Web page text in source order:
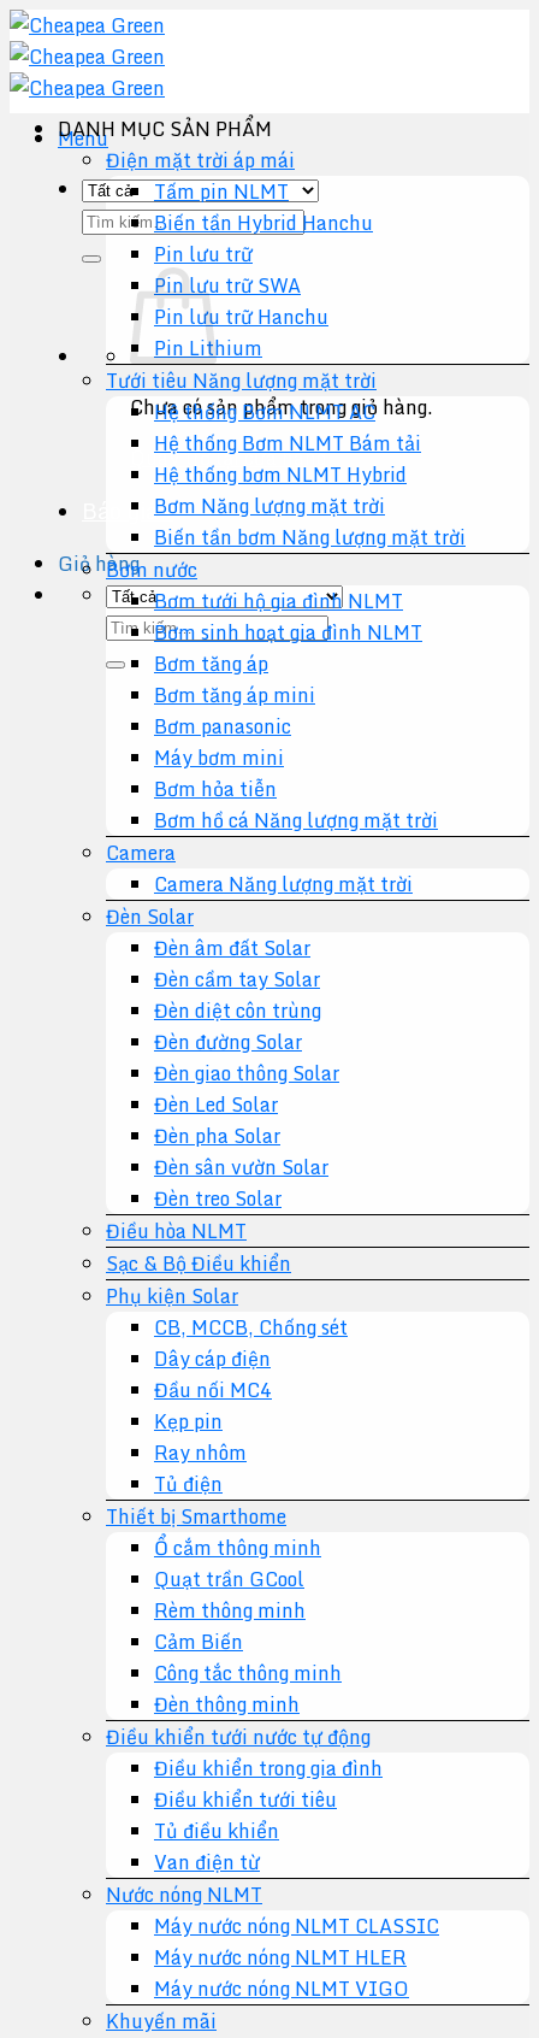
Chuyển
đến
nội
dung
Menu
Tìm
kiếm:
Chưa có sản phẩm trong giỏ hàng.
Quay trở lại cửa hàng
Báo giá +
Giỏ hàng
Tìm
kiếm:
DANH MỤC SẢN PHẨM
Điện mặt trời áp mái
Tấm pin NLMT
Biến tần Hybrid Hanchu
Pin lưu trữ
Pin lưu trữ SWA
Pin lưu trữ Hanchu
Pin Lithium
Tưới tiêu Năng lượng mặt trời
Hệ thống Bơm NLMT AC
Hệ thống Bơm NLMT Bám tải
Hệ thống bơm NLMT Hybrid
Bơm Năng lượng mặt trời
Biến tần bơm Năng lượng mặt trời
Bơm nước
Bơm tưới hộ gia đình NLMT
Bơm sinh hoạt gia đình NLMT
Bơm tăng áp
Bơm tăng áp mini
Bơm panasonic
Máy bơm mini
Bơm hỏa tiễn
Bơm hồ cá Năng lượng mặt trời
Camera
Camera Năng lượng mặt trời
Đèn Solar
Đèn âm đất Solar
Đèn cầm tay Solar
Đèn diệt côn trùng
Đèn đường Solar
Đèn giao thông Solar
Đèn Led Solar
Đèn pha Solar
Đèn sân vườn Solar
Đèn treo Solar
Điều hòa NLMT
Sạc & Bộ Điều khiển
Phụ kiện Solar
CB, MCCB, Chống sét
Dây cáp điện
Đầu nối MC4
Kẹp pin
Ray nhôm
Tủ điện
Thiết bị Smarthome
Ổ cắm thông minh
Quạt trần GCool
Rèm thông minh
Cảm Biến
Công tắc thông minh
Đèn thông minh
Điều khiển tưới nước tự động
Điều khiển trong gia đình
Điều khiển tưới tiêu
Tủ điều khiển
Van điện từ
Nước nóng NLMT
Máy nước nóng NLMT CLASSIC
Máy nước nóng NLMT HLER
Máy nước nóng NLMT VIGO
Khuyến mãi